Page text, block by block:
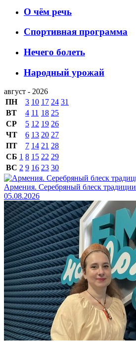
О чём речь
Спортивная программа
Нечего болеть
Народный урожай
август - 2026
ПН
3 10 17 24 31
ВТ
4 11 18 25
СР
5 12 19 26
ЧТ
6 13 20 27
ПТ
7 14 21 28
СБ 1 8 15 22 29
ВС 2 9 16 23 30
Армения. Серебряный блеск традиции
05.08.2026